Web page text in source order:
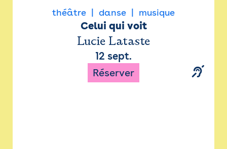
théâtre danse musique
Celui qui voit
Lucie Lataste
12 sept.
Réserver